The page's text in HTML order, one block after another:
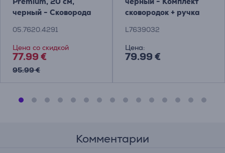
черный - Сковорода
05.7620.4291
Цена со скидкой
77.99 €
95.99 €
сковородок + ручка
L7639032
Цена:
79.99 €
Комментарии